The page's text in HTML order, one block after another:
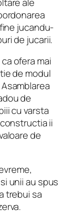
jucandu-
de jucarii.
ofera mai
de modul
de
cu varsta
ii
de
unii au spus
trebui sa